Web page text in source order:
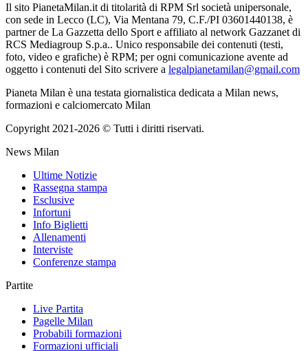
Il sito PianetaMilan.it di titolarità di RPM Srl società unipersonale,
con sede in Lecco (LC), Via Mentana 79, C.F./PI 03601440138, è
partner de La Gazzetta dello Sport e affiliato al network Gazzanet di
RCS Mediagroup S.p.a.. Unico responsabile dei contenuti (testi,
foto, video e grafiche) è RPM; per ogni comunicazione avente ad
oggetto i contenuti del Sito scrivere a legalpianetamilan@gmail.com
Pianeta Milan è una testata giornalistica dedicata a Milan news,
formazioni e calciomercato Milan
Copyright 2021-2026 © Tutti i diritti riservati.
News Milan
Ultime Notizie
Rassegna stampa
Esclusive
Infortuni
Info Biglietti
Allenamenti
Interviste
Conferenze stampa
Partite
Live Partita
Pagelle Milan
Probabili formazioni
Formazioni ufficiali